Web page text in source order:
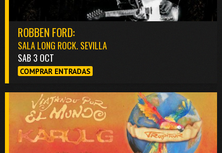
ROBBEN FORD:
SALA LONG ROCK. SEVILLA
SAB 3 OCT
COMPRAR ENTRADAS